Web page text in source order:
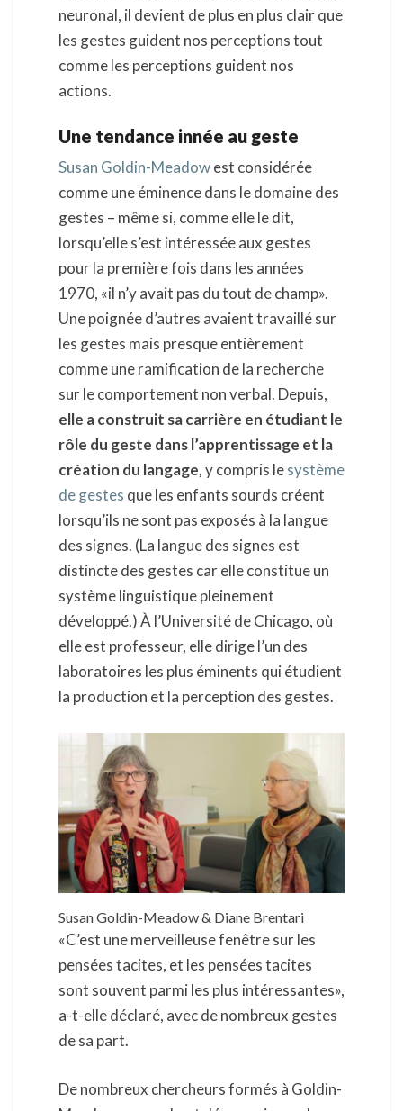
neuronal, il devient de plus en plus clair que
les gestes guident nos perceptions tout
comme les perceptions guident nos
actions.
Une tendance innée au geste
Susan Goldin-Meadowest considérée
comme une éminence dans le domaine des
gestes – même si, comme elle le dit,
lorsqu’elle s’est intéressée aux gestes
pour la première fois dans les années
1970, «il n’y avait pas du tout de champ».
Une poignée d’autres avaient travaillé sur
les gestes mais presque entièrement
comme une ramification de la recherche
sur le comportement non verbal. Depuis,
elle a construit sa carrière en étudiant le
rôle du geste dans l’apprentissage et la
création du langage,y compris lesystème
de gestes que les enfants sourds créent
lorsqu’ils ne sont pas exposés à la langue
des signes. (La langue des signes est
distincte des gestes car elle constitue un
système linguistique pleinement
développé.) À l’Université de Chicago, où
elle est professeur, elle dirige l’un des
laboratoires les plus éminents qui étudient
la production et la perception des gestes.
Susan Goldin-Meadow & Diane Brentari
«C’est une merveilleuse fenêtre sur les
pensées tacites, et les pensées tacites
sont souvent parmi les plus intéressantes»,
a-t-elle déclaré, avec de nombreux gestes
de sa part.
De nombreux chercheurs formés à Goldin-